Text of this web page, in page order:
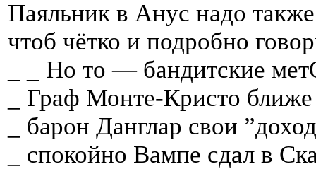
Паяльник в Анус надо также
чтоб чётко и подробно
_ _ Но то — бандитские
_ Граф Монте-Кристо
_ барон Данглар свои
_ спокойно Вампе сдал в